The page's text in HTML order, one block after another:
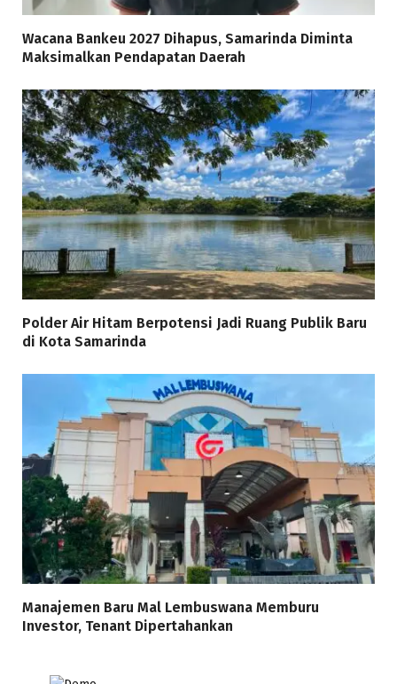
Wacana Bankeu 2027 Dihapus, Samarinda Diminta
Maksimalkan Pendapatan Daerah
Polder Air Hitam Berpotensi Jadi Ruang Publik Baru
di Kota Samarinda
Manajemen Baru Mal Lembuswana Memburu
Investor, Tenant Dipertahankan